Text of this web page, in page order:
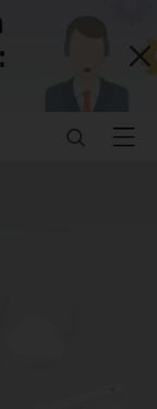
Close
SearchMenu